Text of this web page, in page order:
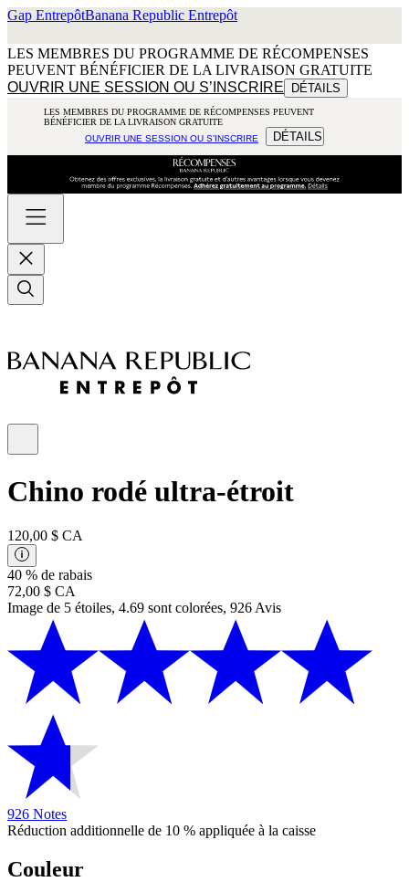
Gap EntrepôtBanana Republic Entrepôt
LES MEMBRES DU PROGRAMME DE RÉCOMPENSES
PEUVENT BÉNÉFICIER DE LA LIVRAISON GRATUITE
OUVRIR UNE SESSION OU S’INSCRIRE
DÉTAILS
LES MEMBRES DU PROGRAMME DE RÉCOMPENSES PEUVENT
BÉNÉFICIER DE LA LIVRAISON GRATUITE
OUVRIR UNE SESSION OU S’INSCRIRE
DÉTAILS
Chino rodé ultra-étroit
120,00 $ CA
40 % de rabais
72,00 $ CA
Image de 5 étoiles, 4.69 sont colorées, 926 Avis
926 Notes
Réduction additionnelle de 10 % appliquée à la caisse
Couleur